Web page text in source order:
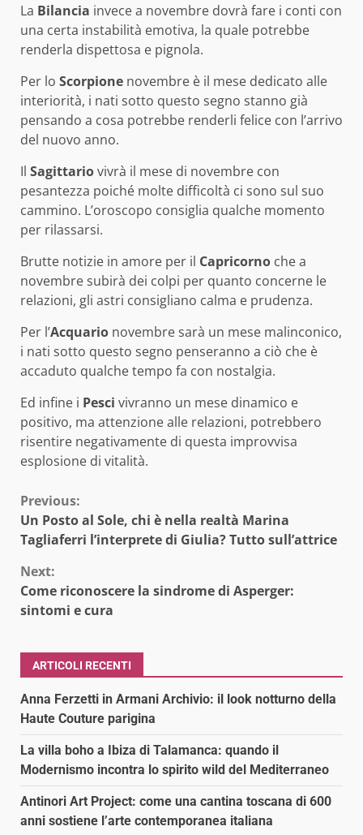
La Bilancia invece a novembre dovrà fare i conti con
una certa instabilità emotiva, la quale potrebbe
renderla dispettosa e pignola.
Per lo Scorpione novembre è il mese dedicato alle
interiorità, i nati sotto questo segno stanno già
pensando a cosa potrebbe renderli felice con l’arrivo
del nuovo anno.
Il Sagittariovivrà il mese di novembre con
pesantezza poiché molte difficoltà ci sono sul suo
cammino. L’oroscopo consiglia qualche momento
per rilassarsi.
Brutte notizie in amore per il Capricorno che a
novembre subirà dei colpi per quanto concerne le
relazioni, gli astri consigliano calma e prudenza.
Per l’Acquario novembre sarà un mese malinconico,
i nati sotto questo segno penseranno a ciò che è
accaduto qualche tempo fa con nostalgia.
Ed infine i Pesci vivranno un mese dinamico e
positivo, ma attenzione alle relazioni, potrebbero
risentire negativamente di questa improvvisa
esplosione di vitalità.
Continue
Reading
Previous:
Un Posto al Sole, chi è nella realtà Marina
Tagliaferri l’interprete di Giulia? Tutto sull’attrice
Next:
Come riconoscere la sindrome di Asperger:
sintomi e cura
ARTICOLI RECENTI
Anna Ferzetti in Armani Archivio: il look notturno della
Haute Couture parigina
La villa boho a Ibiza di Talamanca: quando il
Modernismo incontra lo spirito wild del Mediterraneo
Antinori Art Project: come una cantina toscana di 600
anni sostiene l’arte contemporanea italiana